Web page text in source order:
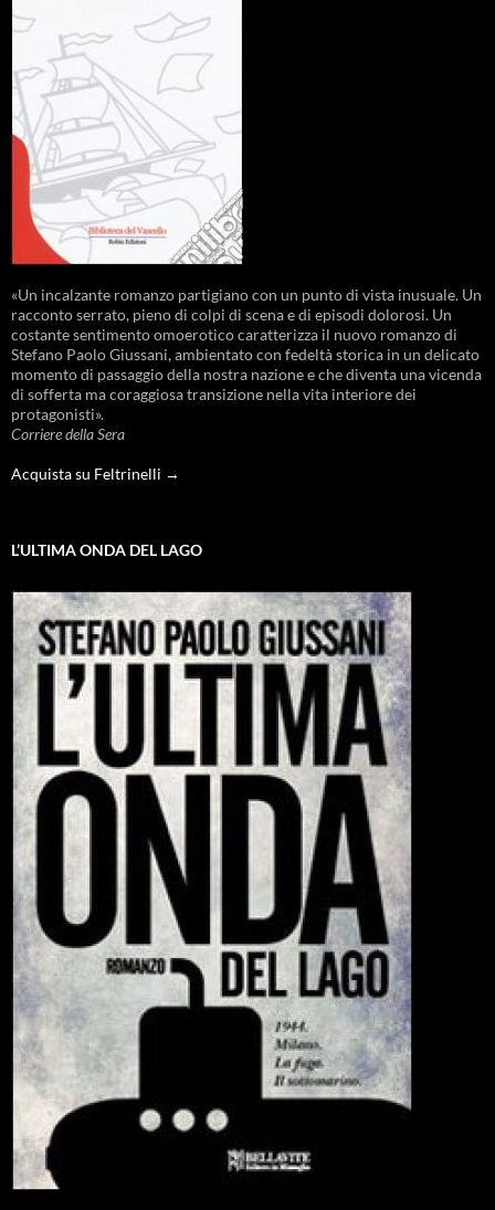
«Un incalzante romanzo partigiano con un punto di vista inusuale. Un
racconto serrato, pieno di colpi di scena e di episodi dolorosi. Un
costante sentimento omoerotico caratterizza il nuovo romanzo di
Stefano Paolo Giussani, ambientato con fedeltà storica in un delicato
momento di passaggio della nostra nazione e che diventa una vicenda
di sofferta ma coraggiosa transizione nella vita interiore dei
protagonisti».
Corriere della Sera
Acquista su Feltrinelli →
L’ULTIMA ONDA DEL LAGO